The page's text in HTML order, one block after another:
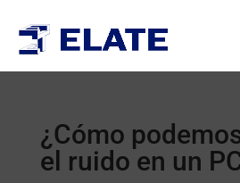
¿Cómo
el ruido en un